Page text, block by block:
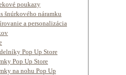
poukazy
šnúrkového náramku
a personalizácia
Pop Up Store
Pop Up Store
na nohu Pop Up